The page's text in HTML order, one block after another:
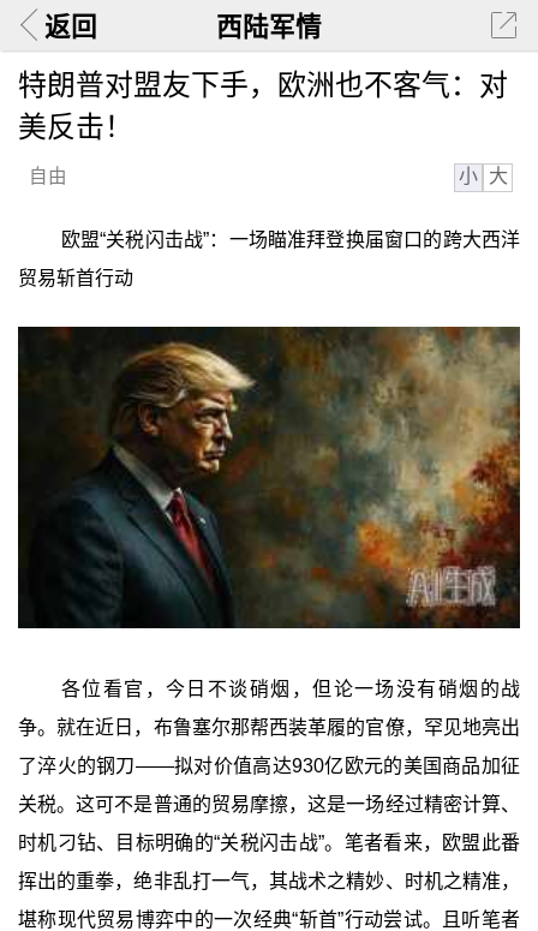
返回 西陆军情
特朗普对盟友下手，欧洲也不客气：对
美反击！
自由 小 大
欧盟“关税闪击战”：一场瞄准拜登换届窗口的跨大西洋
贸易斩首行动
各位看官，今日不谈硝烟，但论一场没有硝烟的战
争。就在近日，布鲁塞尔那帮西装革履的官僚，罕见地亮出
了淬火的钢刀——拟对价值高达930亿欧元的美国商品加征
关税。这可不是普通的贸易摩擦，这是一场经过精密计算、
时机刁钻、目标明确的‍“关税闪击战”‍。笔者看来，欧盟此番
挥出的重拳，绝非乱打一气，其战术之精妙、时机之精准，
堪称现代贸易博弈中的一次经典“斩首”行动尝试。且听笔者